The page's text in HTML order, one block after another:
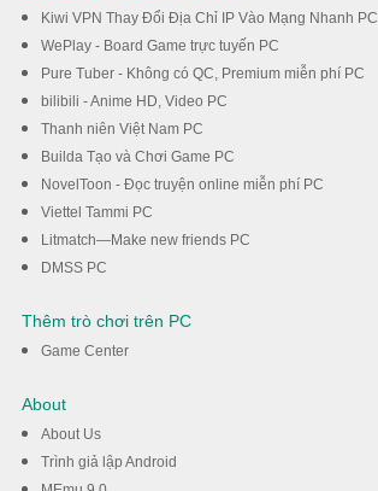
Kiwi VPN Thay Đổi Địa Chỉ IP Vào Mạng Nhanh PC
WePlay - Board Game trực tuyến PC
Pure Tuber - Không có QC, Premium miễn phí PC
bilibili - Anime HD, Video PC
Thanh niên Việt Nam PC
Builda Tạo và Chơi Game PC
NovelToon - Đọc truyện online miễn phí PC
Viettel Tammi PC
Litmatch—Make new friends PC
DMSS PC
Thêm trò chơi trên PC
Game Center
About
About Us
Trình giả lập Android